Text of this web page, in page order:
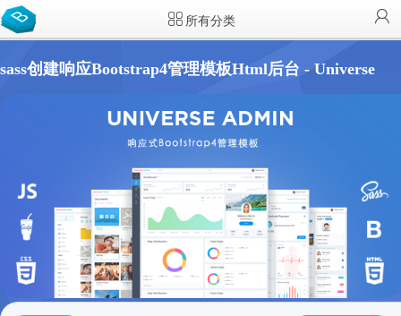
所有分类
sass创建响应Bootstrap4管理模板Html后台 - Universe